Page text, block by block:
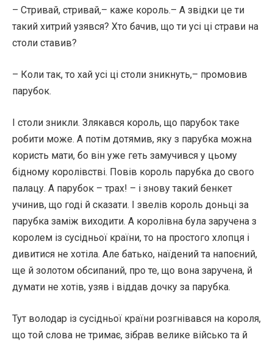
– Стривай, стривай,– каже король.– А звідки це ти
такий хитрий узявся? Хто бачив, що ти усі ці страви на
столи ставив?
– Коли так, то хай усі ці столи зникнуть,– промовив
парубок.
І столи зникли. Злякався король, що парубок таке
робити може. А потім дотямив, яку з парубка можна
користь мати, бо він уже геть замучився у цьому
бідному королівстві. Повів король парубка до свого
палацу. А парубок – трах! – і знову такий бенкет
учинив, що годі й сказати. І звелів король доньці за
парубка заміж виходити. А королівна була заручена з
королем із сусідньої країни, то на простого хлопця і
дивитися не хотіла. Але батько, наїдений та напоєний,
ще й золотом обсипаний, про те, що вона заручена, й
думати не хотів, узяв і віддав дочку за парубка.
Тут володар із сусідньої країни розгнівався на короля,
що той слова не тримає, зібрав велике військо та й